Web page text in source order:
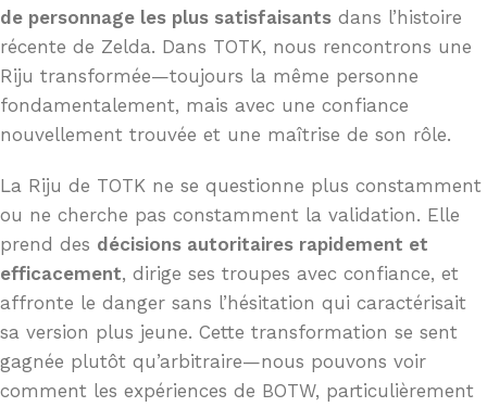
de personnage les plus satisfaisants dans l’histoire
récente de Zelda. Dans TOTK, nous rencontrons une
Riju transformée—toujours la même personne
fondamentalement, mais avec une confiance
nouvellement trouvée et une maîtrise de son rôle.
La Riju de TOTK ne se questionne plus constamment
ou ne cherche pas constamment la validation. Elle
prend des décisions autoritaires rapidement et
efficacement, dirige ses troupes avec confiance, et
affronte le danger sans l’hésitation qui caractérisait
sa version plus jeune. Cette transformation se sent
gagnée plutôt qu’arbitraire—nous pouvons voir
comment les expériences de BOTW, particulièrement